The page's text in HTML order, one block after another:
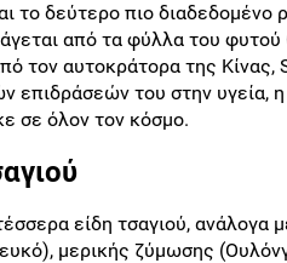
το δεύτερο πιο
από τα φύλλα του
τον αυτοκράτορα της Κίνας,
επιδράσεών του στην υγεία,
σε όλον τον κόσμο.
είδη τσαγιού,
μερικής ζύμωσης